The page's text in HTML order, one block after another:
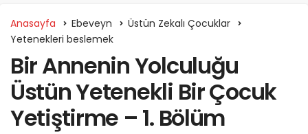
Anasayfa Ebeveyn
Üstün Zekalı Çocuklar
Yetenekleri beslemek
Bir Annenin Yolculuğu
Üstün Yetenekli Bir Çocuk
Yetiştirme – 1. Bölüm